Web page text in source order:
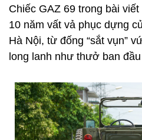
Chiếc GAZ 69 trong bài
10 năm vất vả phục dựng
Hà Nội, từ đống “sắt vụn”
long lanh như thưở ban